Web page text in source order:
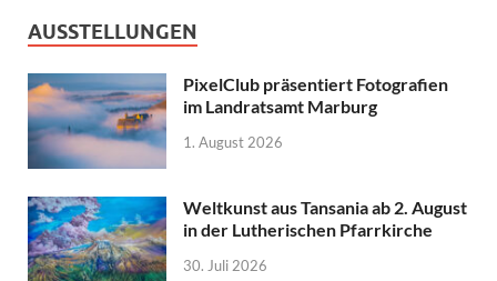
AUSSTELLUNGEN
PixelClub präsentiert Fotografien
im Landratsamt Marburg
1. August 2026
Weltkunst aus Tansania ab 2. August
in der Lutherischen Pfarrkirche
30. Juli 2026